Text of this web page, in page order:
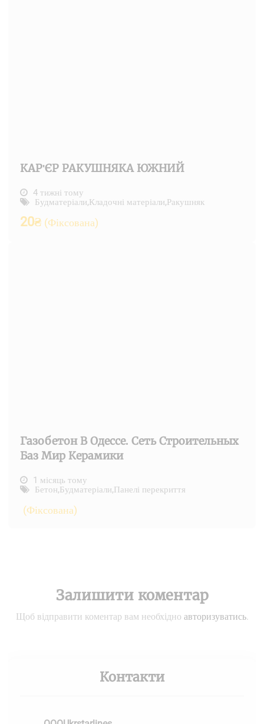
КАР'ЄР РАКУШНЯКА ЮЖНИЙ
4 тижні тому
Будматеріали,Кладочні матеріали,Ракушняк
20₴ (Фіксована)
Газобетон В Одессе. Сеть Строительных
Баз Мир Керамики
1 місяць тому
Бетон,Будматеріали,Панелі перекриття
(Фіксована)
Залишити коментар
Щоб відправити коментар вам необхідно авторизуватись.
Контакти